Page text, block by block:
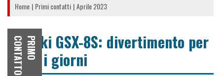
Home Primi contatti Aprile 2023
P
R
I
M
O
C
O
N
T
A
T
T
O
Suzuki GSX-8S: divertimento per
tutti i giorni